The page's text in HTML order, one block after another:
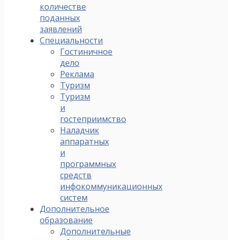
количестве
поданных
заявлений
Специальности
Гостиничное
дело
Реклама
Туризм
Туризм
и
гостеприимство
Наладчик
аппаратных
и
программных
средств
инфокоммуникационных
систем
Дополнительное
образование
Дополнительные